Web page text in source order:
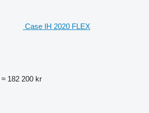
Case IH 2020 FLEX
≈ 182 200 kr